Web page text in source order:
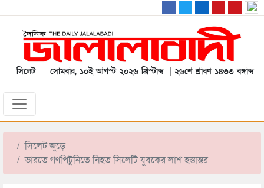
সিলেট সোমবার, ১০ই আগস্ট ২০২৬ খ্রিস্টাব্দ | ২৬শে শ্রাবণ ১৪৩৩ বঙ্গাব্দ
সিলেট জুড়ে
ভারতে গণপিটুনিতে নিহত সিলেটি যুবকের লাশ হস্তান্তর